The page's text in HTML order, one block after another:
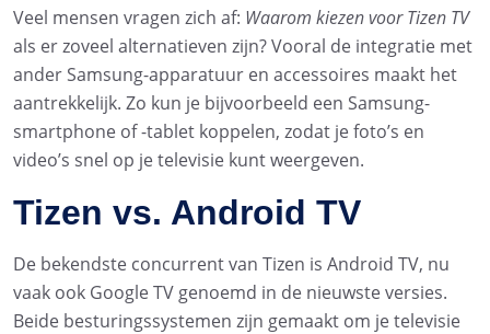
Veel mensen vragen zich af: Waarom kiezen voor Tizen TV
als er zoveel alternatieven zijn? Vooral de integratie met
ander Samsung-apparatuur en accessoires maakt het
aantrekkelijk. Zo kun je bijvoorbeeld een Samsung-
smartphone of -tablet koppelen, zodat je foto’s en
video’s snel op je televisie kunt weergeven.
Tizen vs. Android TV
De bekendste concurrent van Tizen is Android TV, nu
vaak ook Google TV genoemd in de nieuwste versies.
Beide besturingssystemen zijn gemaakt om je televisie